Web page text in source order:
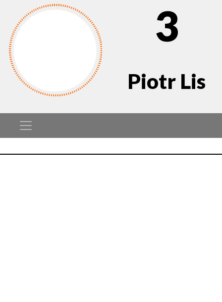
3
Piotr Lis